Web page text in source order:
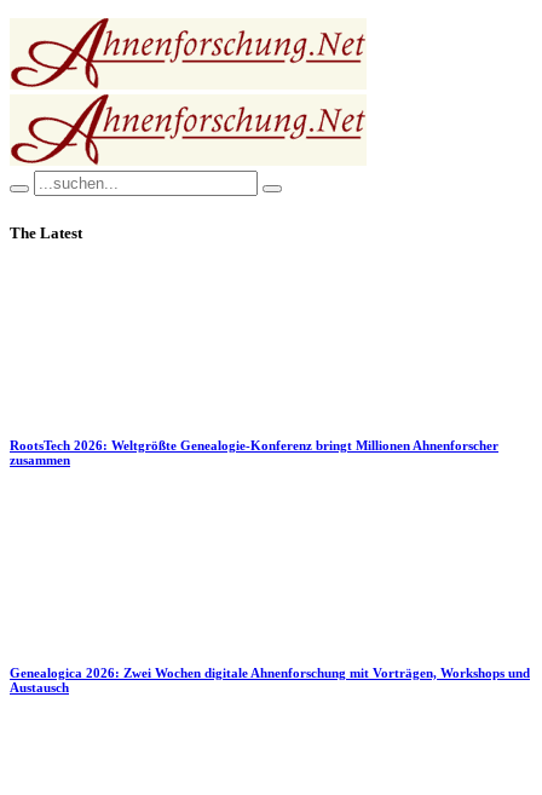
The Latest
RootsTech 2026: Weltgrößte Genealogie-Konferenz bringt Millionen Ahnenforscher
zusammen
Genealogica 2026: Zwei Wochen digitale Ahnenforschung mit Vorträgen, Workshops und
Austausch